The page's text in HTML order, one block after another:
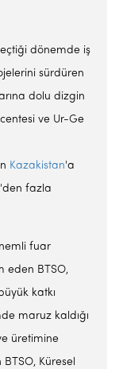
dönemde iş
sürdüren
dolu dizgin
ve Ur-Ge
Kazakistan'a
fazla
fuar
eden BTSO,
katkı
maruz kaldığı
üretimine
Küresel